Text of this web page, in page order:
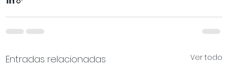
Entradas relacionadas Ver todo